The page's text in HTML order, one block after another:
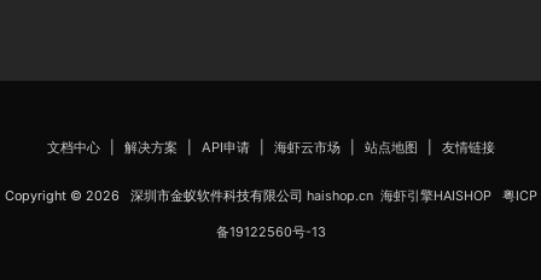
文档中心| 解决方案 API申请| 海虾云市场| 站点地图 友情链接
Copyright © 2026 深圳市金蚁软件科技有限公司 haishop.cn 海虾引擎HAISHOP 粤ICP
备19122560号-13